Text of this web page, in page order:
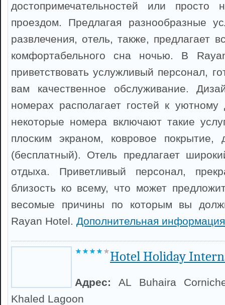
достопримечательностей или просто
проездом. Предлагая разнообразные
развлечения, отель, также, предлагает
комфортабельного сна ночью. В
приветствовать услужливый персонал,
вам качественное обслуживание.
номерах располагает гостей к
некоторые номера включают такие
плоским экраном, ковровое
(бесплатный). Отель предлагает
отдыха. Приветливый персонал,
близость ко всему, что может
весомые причины по которым вы
Rayan Hotel. Дополнительная
Hotel Holiday
Адрес:AL Buhaira
Khaled Lagoon